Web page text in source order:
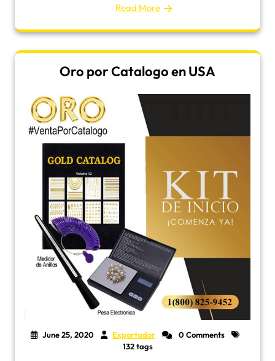
Read More
Oro por Catalogo en USA
June 25, 2020 Exportador
0 Comments
132 tags